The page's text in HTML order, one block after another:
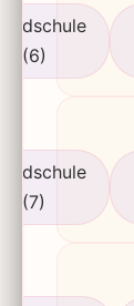
(6)
(7)